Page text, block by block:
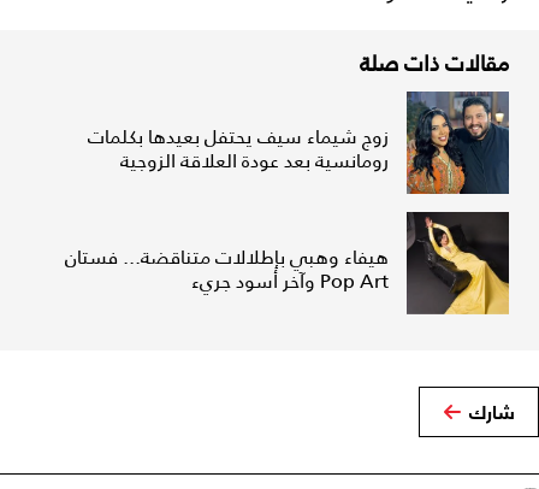
مقالات ذات صلة
زوج شيماء سيف يحتفل بعيدها بكلمات
رومانسية بعد عودة العلاقة الزوجية
هيفاء وهبي بإطلالات متناقضة... فستان
Pop Art وآخر أسود جريء
شارك